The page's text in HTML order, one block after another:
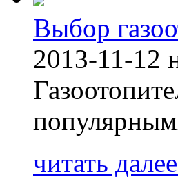
Выбор
2013-11-12
читать